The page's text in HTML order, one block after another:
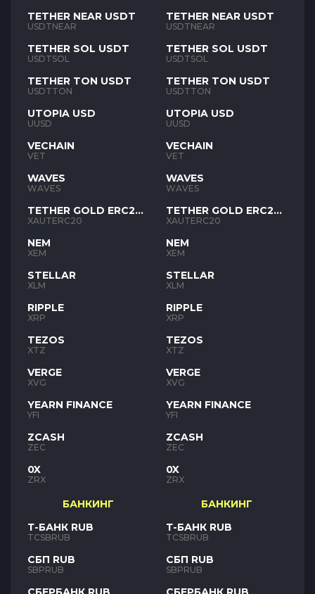
TETHER NEAR USDT
USDTNEAR
TETHER SOL USDT
USDTSOL
TETHER TON USDT
USDTTON
UTOPIA USD
UUSD
VECHAIN
VET
WAVES
WAVES
TETHER GOLD ERC20
XAUT
XAUTERC20
NEM
XEM
STELLAR
XLM
RIPPLE
XRP
TEZOS
XTZ
VERGE
XVG
YEARN FINANCE
YFI
ZCASH
ZEC
0X
ZRX
БАНКИНГ
Т-БАНК RUB
TCSBRUB
СБП RUB
SBPRUB
TETHER NEAR USDT
USDTNEAR
TETHER SOL USDT
USDTSOL
TETHER TON USDT
USDTTON
UTOPIA USD
UUSD
VECHAIN
VET
WAVES
WAVES
TETHER GOLD ERC20
XAUT
XAUTERC20
NEM
XEM
STELLAR
XLM
RIPPLE
XRP
TEZOS
XTZ
VERGE
XVG
YEARN FINANCE
YFI
ZCASH
ZEC
0X
ZRX
БАНКИНГ
Т-БАНК RUB
TCSBRUB
СБП RUB
SBPRUB